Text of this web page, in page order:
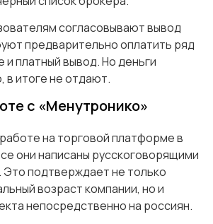
согласовывают вывод
предварительно оплатить ряд
и платный вывод. Но деньги
в итоге не отдают.
с «Менутронико»
на торговой платформе в
они написаны русскоговорящими
Это подтверждает не только
возраст компании, но и
непосредственно на россиян.